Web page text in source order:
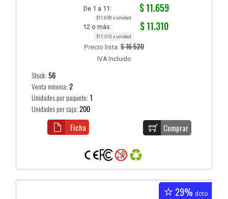
De 1 a 11: $ 11.659
$11.659 x unidad
12 o más: $ 11.310
$11.310 x unidad
Precio lista: $ 16.520
IVA Incluido
Stock: 56
Venta mínima:2
Unidades por paquete: 1
Unidades por caja:200
Comprar
Ficha
29% dcto